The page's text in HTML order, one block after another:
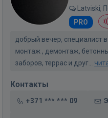
Latviski,
PRO
добрый вечер, специалист
монтаж , демонтаж,
заборов, террас и друг...
Контакты
+371 *** *** 09